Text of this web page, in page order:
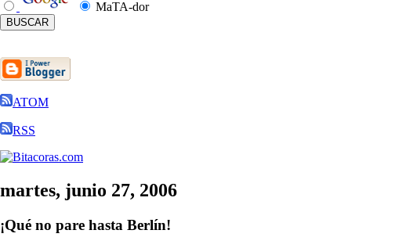
MaTA-dor
ATOM
RSS
martes, junio 27, 2006
¡Qué no pare hasta Berlín!